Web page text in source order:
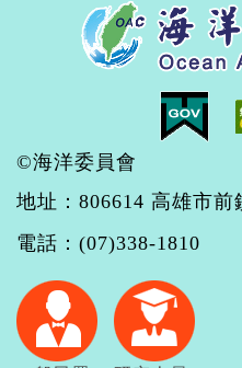
©海洋委員會
地址：806614 高雄市
電話：(07)338-1810